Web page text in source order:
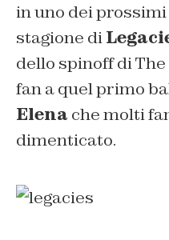
in uno dei
stagione di
dello spinoff di
fan a quel primo
Elena che molti
dimenticato.